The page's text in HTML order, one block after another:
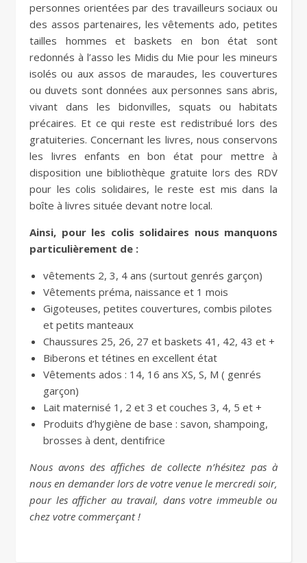
personnes orientées par des travailleurs sociaux ou
des assos partenaires, les vêtements ado, petites
tailles hommes et baskets en bon état sont
redonnés à l’asso les Midis du Mie pour les mineurs
isolés ou aux assos de maraudes, les couvertures
ou duvets sont données aux personnes sans abris,
vivant dans les bidonvilles, squats ou habitats
précaires. Et ce qui reste est redistribué lors des
gratuiteries. Concernant les livres, nous conservons
les livres enfants en bon état pour mettre à
disposition une bibliothèque gratuite lors des RDV
pour les colis solidaires, le reste est mis dans la
boîte à livres située devant notre local.
Ainsi, pour les colis solidaires nous manquons
particulièrement de :
vêtements 2, 3, 4 ans (surtout genrés garçon)
Vêtements préma, naissance et 1 mois
Gigoteuses, petites couvertures, combis pilotes
et petits manteaux
Chaussures 25, 26, 27 et baskets 41, 42, 43 et +
Biberons et tétines en excellent état
Vêtements ados : 14, 16 ans XS, S, M ( genrés
garçon)
Lait maternisé 1, 2 et 3 et couches 3, 4, 5 et +
Produits d’hygiène de base : savon, shampoing,
brosses à dent, dentifrice
Nous avons des affiches de collecte n’hésitez pas à
nous en demander lors de votre venue le mercredi soir,
pour les afficher au travail, dans votre immeuble ou
chez votre commerçant !